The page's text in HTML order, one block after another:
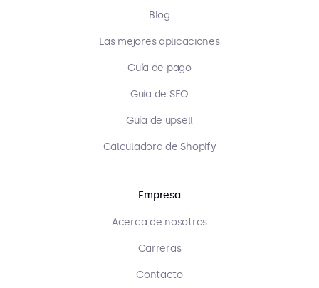
Blog
Las mejores aplicaciones
Guía de pago
Guía de SEO
Guía de upsell
Calculadora de Shopify
Empresa
Acerca de nosotros
Carreras
Contacto